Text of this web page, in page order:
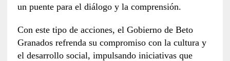
un puente para el diálogo y la comprensión.
Con este tipo de acciones, el Gobierno de Beto
Granados refrenda su compromiso con la cultura y
el desarrollo social, impulsando iniciativas que